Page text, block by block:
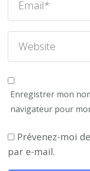
Enregistrer mon
navigateur pour
Prévenez-moi
par e-mail.